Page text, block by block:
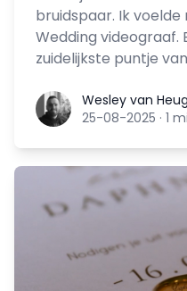
bruidspaar. Ik
Wedding videograaf.
zuidelijkste puntje
Wesley van Heugten
Wesley van
25-08-2025 · 1